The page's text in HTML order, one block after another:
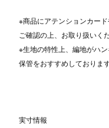
※商品にアテンションカー
ご確認の上、お取り扱いくだ
※生地の特性上、編地がハ
保管をおすすめしております
実寸情報